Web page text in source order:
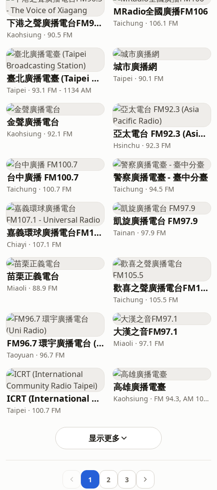
下港之聲廣播電台FM90.5 - The Voice of Xiagang
Kaohsiung · 90.5 FM
MRadio全國廣播FM106
Taichung · 106.1 FM
臺北廣播電臺 (Taipei Broadcasting Station)
Taipei · 93.1 FM - 1134 AM
城市廣播網
Taipei · 90.1 FM
金聲廣播電台
Kaohsiung · 92.1 FM 亞太電台 FM92.3 (Asia Pacific Radio)
Hsinchu · 92.3 FM
台中廣播 FM100.7
Taichung · 100.7 FM
警察廣播電臺 - 臺中分臺
Taichung · 94.5 FM
嘉義環球廣播電台FM107.1 - Universal Radio
Chiayi · 107.1 FM
凱旋廣播電台 FM97.9
Tainan · 97.9 FM
苗栗正義電台
Miaoli · 88.9 FM 歡喜之聲廣播電台FM105.5
Taichung · 105.5 FM
FM96.7 環宇廣播電台 (Uni Radio)
Taoyuan · 96.7 FM
大漢之音FM97.1
Miaoli · 97.1 FM
ICRT (International Community Radio Taipei)
Taipei · 100.7 FM
高雄廣播電臺
Kaohsiung · FM 94.3, AM 1089
显示更多
1 2 3